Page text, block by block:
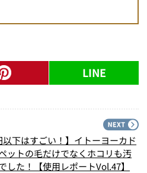
LINE
以下はすごい！】イトーヨーカド
ットの毛だけでなくホコリも汚
した！【使用レポートVol.47】